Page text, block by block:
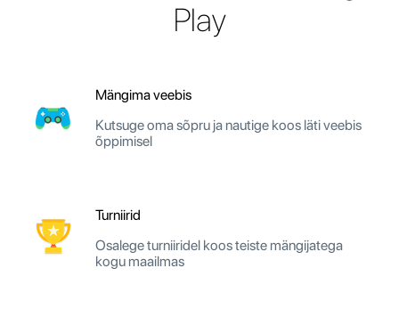
Play
Mängima veebis
Kutsuge oma sõpru ja nautige koos läti veebis
õppimisel
Turniirid
Osalege turniiridel koos teiste mängijatega
kogu maailmas